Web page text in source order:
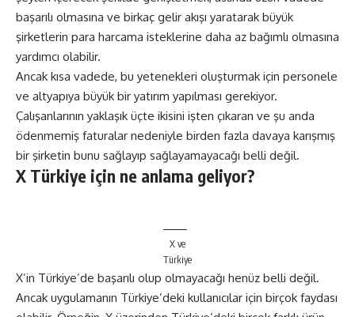
başarılı olmasına ve birkaç gelir akışı yaratarak büyük
şirketlerin para harcama isteklerine daha az bağımlı olmasına
yardımcı olabilir.
Ancak kısa vadede, bu yetenekleri oluşturmak için personele
ve altyapıya büyük bir yatırım yapılması gerekiyor.
Çalışanlarının yaklaşık üçte ikisini işten çıkaran ve şu anda
ödenmemiş faturalar nedeniyle birden fazla davaya karışmış
bir şirketin bunu sağlayıp sağlayamayacağı belli değil.
X Türkiye için ne anlama geliyor?
X ve
Türkiye
X’in Türkiye’de başarılı olup olmayacağı henüz belli değil.
Ancak uygulamanın Türkiye’deki kullanıcılar için birçok faydası